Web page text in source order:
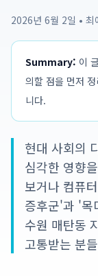
2026년 6월 2일 • 최
Summary: 이
의할 점을 먼저
니다.
현대 사회의
심각한 영향
보거나 컴퓨
증후군'과 '목
수원 매탄동
고통받는 분